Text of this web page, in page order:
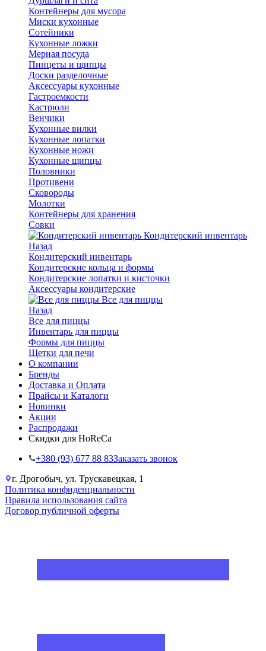
Контейнеры для мусора
Миски кухонные
Сотейники
Кухонные ложки
Мерная посуда
Пинцеты и щипцы
Доски разделочные
Аксессуары кухонные
Гастроемкости
Кастрюли
Венчики
Кухонные вилки
Кухонные лопатки
Кухонные ножи
Кухонные щипцы
Половники
Противени
Сковороды
Молотки
Контейнеры для хранения
Совки
Кондитерский инвентарь
Назад
Кондитерский инвентарь
Кондитерские кольца и формы
Кондитерские лопатки и кисточки
Аксессуары кондитерские
Все для пиццы
Назад
Все для пиццы
Инвентарь для пиццы
Формы для пиццы
Щетки для печи
О компании
Бренды
Доставка и Оплата
Прайсы и Каталоги
Новинки
Акции
Распродажи
Скидки для HoReCa
+38‎0 (93) 677 88 83Заказать звонок
г. Дрогобыч, ул. Трускавецкая, 1
Политика конфиденциальности
Правила использования сайта
Договор публичной оферты